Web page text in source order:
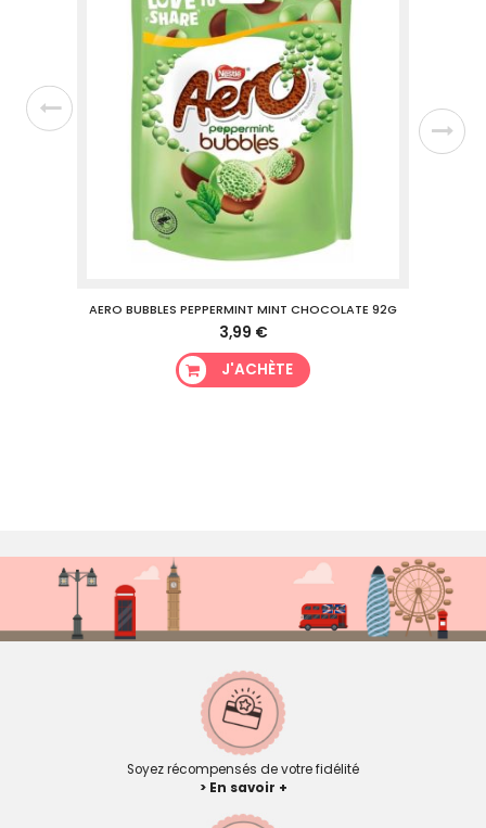
AERO BUBBLES PEPPERMINT MINT CHOCOLATE 92G
3,99 €
J'ACHÈTE
Soyez récompensés de votre fidélité
> En savoir +